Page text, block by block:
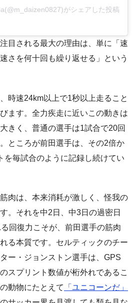
がシェアした投稿
目される最大の理由は、単に「速
さを何十回も繰り返せる」という
時速24km以上で1秒以上走ること
ます。全力疾走に近いこの動きは
きく、普通の選手は1試合で20回
ところが前田選手は、その2倍か
を毎試合のように記録し続けてい
肉は、本来消耗が激しく、怪我の
。それを中2日、中3日の過密日
回復力こそが、前田選手の筋肉
る本質です。セルティックのチー
ー・ジョンストン選手は、GPS
スプリント数値が桁外れであるこ
動物にたとえて
「ユニコーンだ」